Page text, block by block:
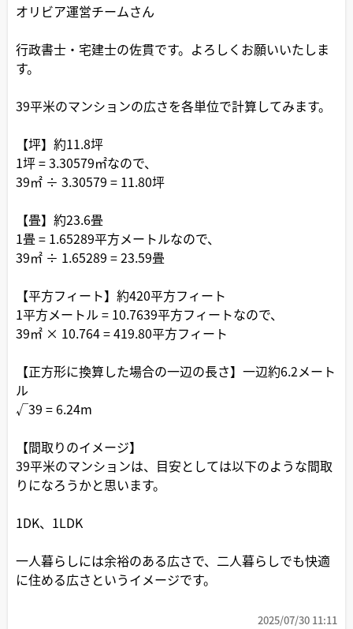
オリビア運営チームさん
行政書士・宅建士の佐貫です。よろしくお願いいたしま
す。
39平米のマンションの広さを各単位で計算してみます。
【坪】約11.8坪
1坪 = 3.30579㎡なので、
39㎡ ÷ 3.30579 = 11.80坪
【畳】約23.6畳
1畳 = 1.65289平方メートルなので、
39㎡ ÷ 1.65289 = 23.59畳
【平方フィート】約420平方フィート
1平方メートル = 10.7639平方フィートなので、
39㎡ × 10.764 = 419.80平方フィート
【正方形に換算した場合の一辺の長さ】一辺約6.2メート
ル
√39 = 6.24m
【間取りのイメージ】
39平米のマンションは、目安としては以下のような間取
りになろうかと思います。
1DK、1LDK
一人暮らしには余裕のある広さで、二人暮らしでも快適
に住める広さというイメージです。
2025/07/30 11:11